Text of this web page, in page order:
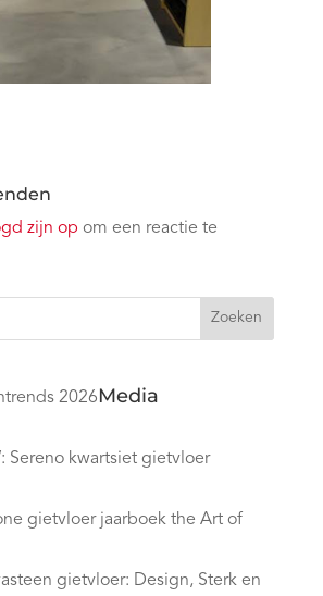
zijn op om een reactie te
Zoeken
2026
Sereno kwartsiet gietvloer
gietvloer jaarboek the Art of
gietvloer: Design, Sterk en
Media